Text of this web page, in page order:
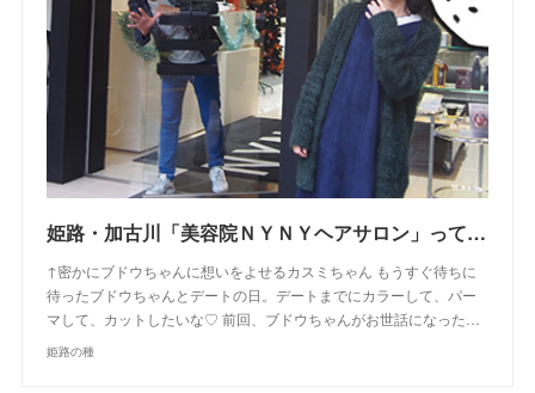
姫路・加古川「美容院ＮＹＮＹヘアサロン」って入りにくい！？実際に４店に行ってきた感想！お得なクーポンゲットしたよ【姫路の種宣伝部】
↑密かにブドウちゃんに想いをよせるカスミちゃん もうすぐ待ちに
待ったブドウちゃんとデートの日。デートまでにカラーして、パー
マして、カットしたいな♡ 前回、ブドウちゃんがお世話になった…
姫路の種